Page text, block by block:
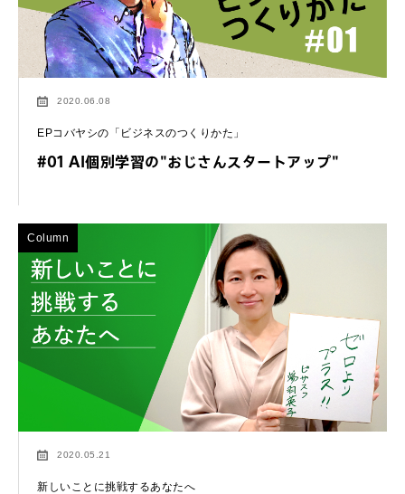
2020.06.08
EPコバヤシの「ビジネスのつくりかた」
#01 AI個別学習の"おじさんスタートアップ"
Column
2020.05.21
新しいことに挑戦するあなたへ